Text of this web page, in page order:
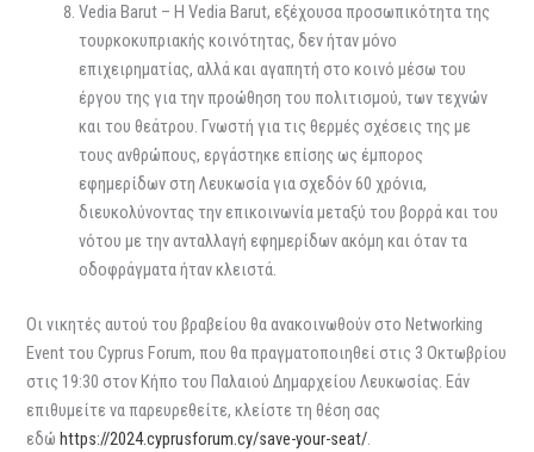
Vedia Barut – Η Vedia Barut, εξέχουσα προσωπικότητα της
τουρκοκυπριακής κοινότητας, δεν ήταν μόνο
επιχειρηματίας, αλλά και αγαπητή στο κοινό μέσω του
έργου της για την προώθηση του πολιτισμού, των τεχνών
και του θεάτρου. Γνωστή για τις θερμές σχέσεις της με
τους ανθρώπους, εργάστηκε επίσης ως έμπορος
εφημερίδων στη Λευκωσία για σχεδόν 60 χρόνια,
διευκολύνοντας την επικοινωνία μεταξύ του βορρά και του
νότου με την ανταλλαγή εφημερίδων ακόμη και όταν τα
οδοφράγματα ήταν κλειστά.
Οι νικητές αυτού του βραβείου θα ανακοινωθούν στο Networking
Event του Cyprus Forum, που θα πραγματοποιηθεί στις 3 Οκτωβρίου
στις 19:30 στον Κήπο του Παλαιού Δημαρχείου Λευκωσίας. Εάν
επιθυμείτε να παρευρεθείτε, κλείστε τη θέση σας
εδώhttps://2024.cyprusforum.cy/save-your-seat/.